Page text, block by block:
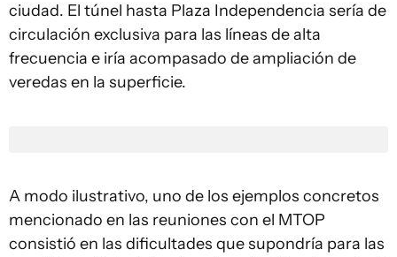
ciudad. El túnel hasta Plaza Independencia sería de
circulación exclusiva para las líneas de alta
frecuencia e iría acompasado de ampliación de
veredas en la superficie.
A modo ilustrativo, uno de los ejemplos concretos
mencionado en las reuniones con el MTOP
consistió en las dificultades que supondría para las